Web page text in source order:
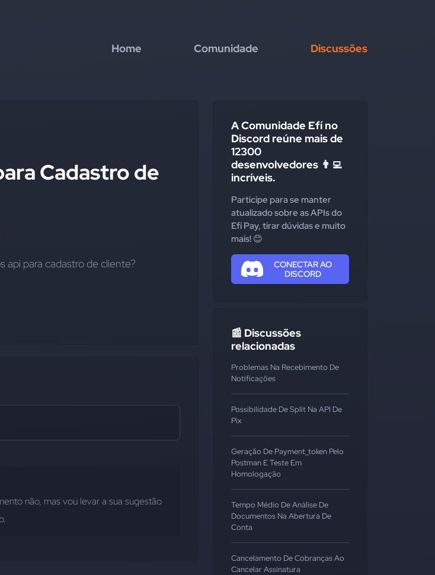
Home Comunidade Discussões
Cadastro de
api para cadastro de cliente?
não, mas vou levar a sua sugestão
A Comunidade Efí no
Discord reúne mais de
12300
desenvolvedores 👨‍💻
incríveis.
Participe para se manter
atualizado sobre as APIs do
Efí Pay, tirar dúvidas e muito
mais! 😊
CONECTAR AO
DISCORD
📰 Discussões
relacionadas
Problemas Na Recebimento De
Notificações
Possibilidade De Split Na API De
Pix
Geração De Payment_token Pelo
Postman E Teste Em
Homologação
Tempo Médio De Análise De
Documentos Na Abertura De
Conta
Cancelamento De Cobranças Ao
Cancelar Assinatura